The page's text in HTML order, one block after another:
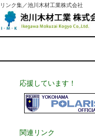
リンク集／池川木材工業株式会社
応援しています！
関連リンク